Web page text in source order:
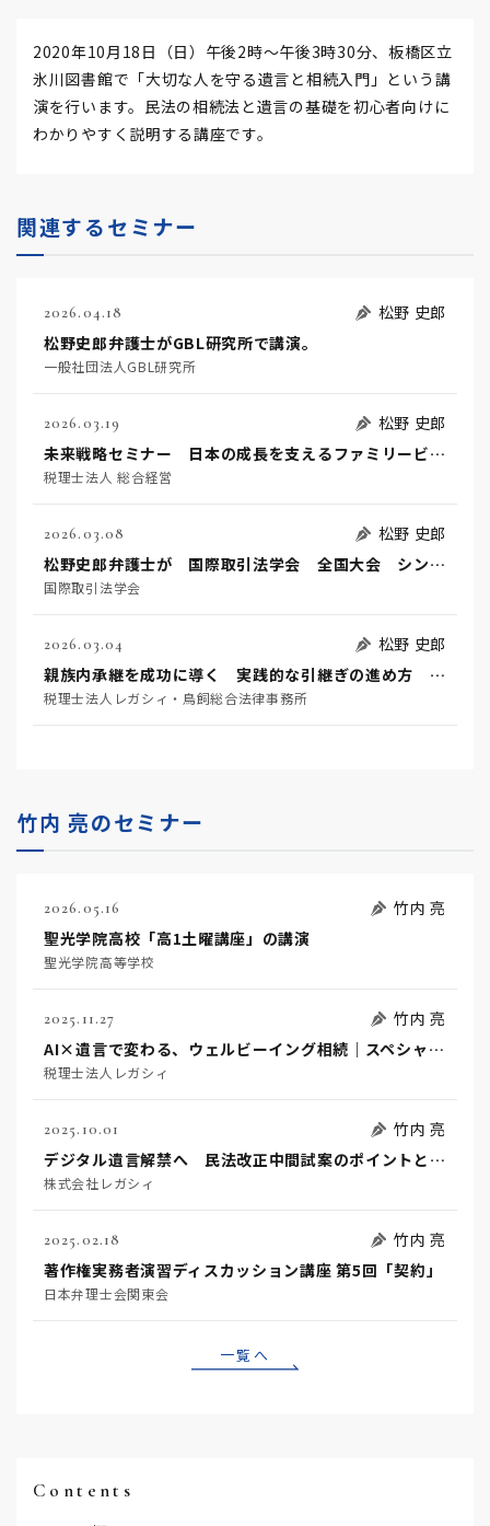
2020年10月18日（日）午後2時～午後3時30分、板橋区立
氷川図書館で「大切な人を守る遺言と相続入門」という講
演を行います。民法の相続法と遺言の基礎を初心者向けに
わかりやすく説明する講座です。
関連するセミナー
2026.04.18
松野 史郎
松野史郎弁護士がGBL研究所で講演。
一般社団法人GBL研究所
2026.03.19
松野 史郎
未来戦略セミナー 日本の成長を支えるファミリービジネス
税理士法人 総合経営
2026.03.08
松野 史郎
松野史郎弁護士が 国際取引法学会 全国大会 シンポジウムに登壇します。
国際取引法学会
2026.03.04
松野 史郎
親族内承継を成功に導く 実践的な引継ぎの進め方 ―ファミリービジネスの次世代を守るために今すぐ考えるべきこと―
税理士法人レガシィ・鳥飼総合法律事務所
竹内 亮のセミナー
2026.05.16
竹内 亮
聖光学院高校「高1土曜講座」の講演
聖光学院高等学校
2025.11.27
竹内 亮
AI×遺言で変わる、ウェルビーイング相続｜スペシャル対談セミナー
税理士法人レガシィ
2025.10.01
竹内 亮
デジタル遺言解禁へ 民法改正中間試案のポイントと準備
株式会社レガシィ
2025.02.18
竹内 亮
著作権実務者演習ディスカッション講座 第5回「契約」
日本弁理士会関東会
一覧へ
Contents